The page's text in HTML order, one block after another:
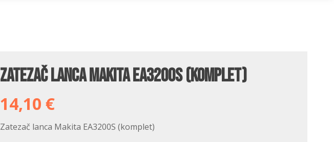
Zatezač lanca Makita EA3200S (komplet)
14,10 €
Zatezač lanca Makita EA3200S (komplet)